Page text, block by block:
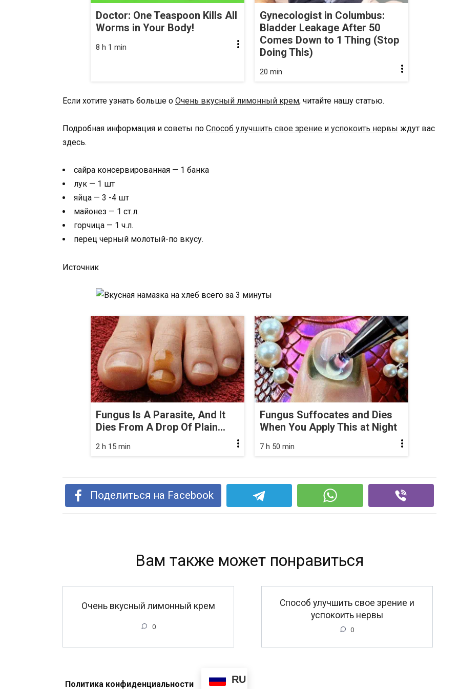
Doctor: One Teaspoon Kills All
Worms in Your Body!
8 h 1 min
Gynecologist in Columbus:
Bladder Leakage After 50
Comes Down to 1 Thing (Stop
Doing This)
20 min
Если хотите узнать больше о Очень вкусный лимонный крем, читайте нашу статью.
Подробная информация и советы по Способ улучшить свое зрение и успокоить нервы ждут вас
здесь.
сайра консервированная — 1 банка
лук — 1 шт
яйца — 3 -4 шт
майонез — 1 ст.л.
горчица — 1 ч.л.
перец черный молотый-по вкусу.
Источник
Fungus Is A Parasite, And It
Dies From A Drop Of Plain...
2 h 15 min
Fungus Suffocates and Dies
When You Apply This at Night
7 h 50 min
Поделиться на Facebook
Вам также может понравиться
Очень вкусный лимонный крем
0
Способ улучшить свое зрение и
успокоить нервы
0
Политика конфиденциальности RU